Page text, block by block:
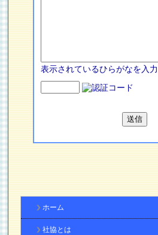
表示されているひらがなを入
ホーム
社協とは